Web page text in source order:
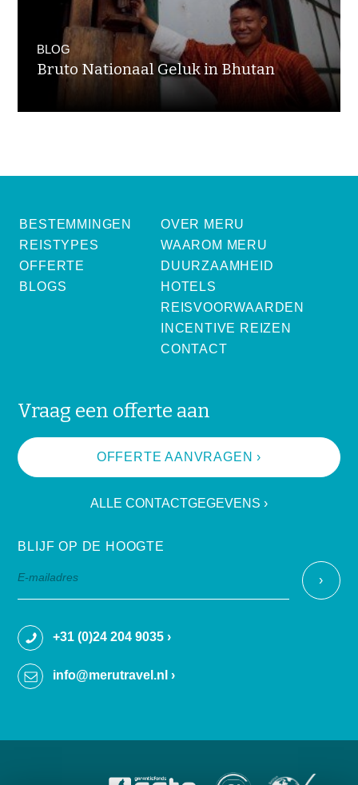
BLOG
Bruto Nationaal Geluk in Bhutan
Vraag een offerte aan
OFFERTE AANVRAGEN ›
ALLE CONTACTGEGEVENS ›
BESTEMMINGEN
REISTYPES
OFFERTE
BLOGS
OVER MERU
WAAROM MERU
DUURZAAMHEID
HOTELS
REISVOORWAARDEN
INCENTIVE REIZEN
CONTACT
+31 (0)24 204 9035 ›
info@merutravel.nl ›
BLIJF OP DE HOOGTE